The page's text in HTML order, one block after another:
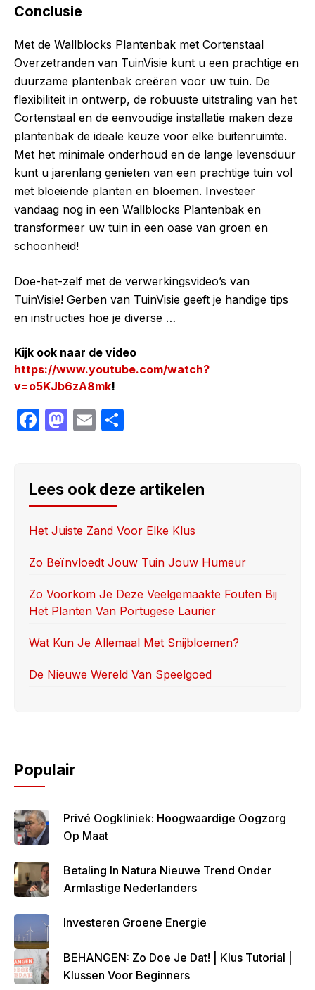
Conclusie
Met de Wallblocks Plantenbak met Cortenstaal
Overzetranden van TuinVisie kunt u een prachtige en
duurzame plantenbak creëren voor uw tuin. De
flexibiliteit in ontwerp, de robuuste uitstraling van het
Cortenstaal en de eenvoudige installatie maken deze
plantenbak de ideale keuze voor elke buitenruimte.
Met het minimale onderhoud en de lange levensduur
kunt u jarenlang genieten van een prachtige tuin vol
met bloeiende planten en bloemen. Investeer
vandaag nog in een Wallblocks Plantenbak en
transformeer uw tuin in een oase van groen en
schoonheid!
Doe-het-zelf met de verwerkingsvideo’s van
TuinVisie! Gerben van TuinVisie geeft je handige tips
en instructies hoe je diverse …
Kijk ook naar de video
https://www.youtube.com/watch?
v=o5KJb6zA8mk!
F
e
b
o
o
M
o
d
o
n
E
e
Lees ook deze artikelen
Het Juiste Zand Voor Elke Klus
Zo Beïnvloedt Jouw Tuin Jouw Humeur
Zo Voorkom Je Deze Veelgemaakte Fouten Bij
Het Planten Van Portugese Laurier
Wat Kun Je Allemaal Met Snijbloemen?
De Nieuwe Wereld Van Speelgoed
Populair
Privé Oogkliniek: Hoogwaardige Oogzorg
Op Maat
Betaling In Natura Nieuwe Trend Onder
Armlastige Nederlanders
Investeren Groene Energie
BEHANGEN: Zo Doe Je Dat! | Klus Tutorial |
Klussen Voor Beginners